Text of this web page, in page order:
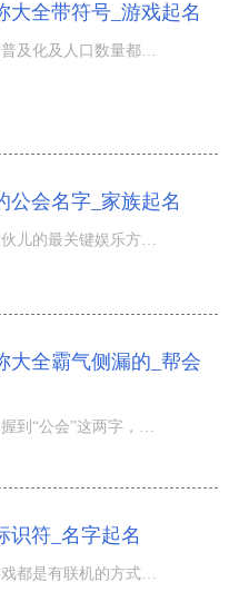
大全带符号_游戏起名
近些年因为智能机的普及化及人口数量都市化的加快，东南亚地区早已变成了手机游戏业务流程提高更为快速的地
公会名字_家族起名
手机游戏早已变成大伙儿的最关键娱乐方式，据了解前不久国内游戏科学研究组织公布最新数据称：我国二次元游
大全霸气侧漏的_帮会
识符_名字起名